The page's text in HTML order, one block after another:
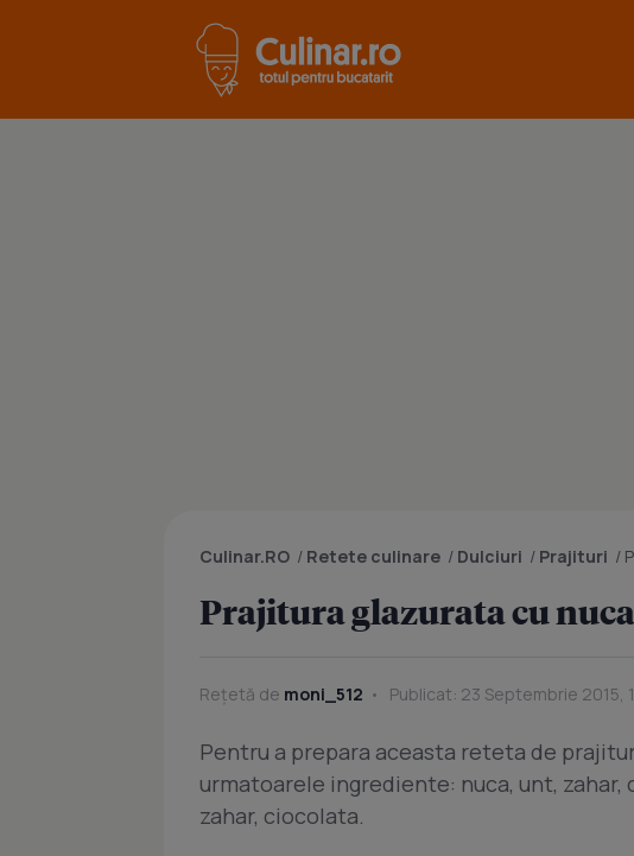
Culinar.RO / Retete culinare / Dulciuri / Prajituri /
Prajitura glazurata cu nuca
Rețetă de moni_512 Publicat: 23 Septembrie 2015,
Pentru a prepara aceasta reteta de
urmatoarele ingrediente: nuca, unt, zahar,
zahar, ciocolata.